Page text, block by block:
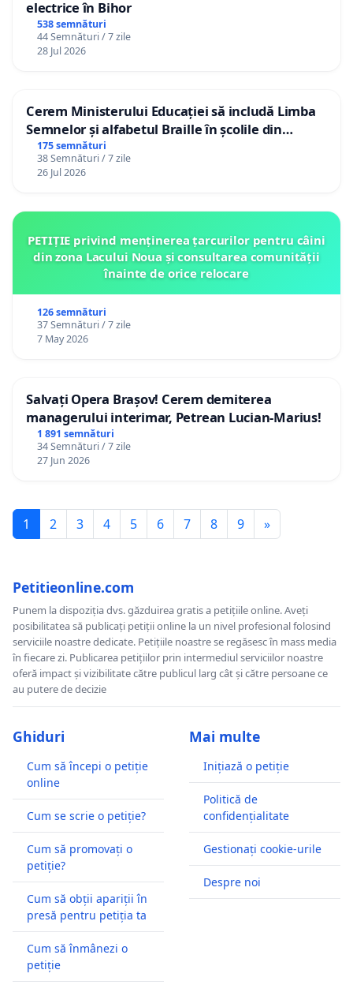
electrice în Bihor
538 semnături
44 Semnături / 7 zile
28 Jul 2026
Cerem Ministerului Educației să includă Limba
Semnelor și alfabetul Braille în școlile din
Republica Moldova!
175 semnături
38 Semnături / 7 zile
26 Jul 2026
PETIȚIE privind menținerea țarcurilor pentru câini
din zona Lacului Noua și consultarea comunității
înainte de orice relocare
126 semnături
37 Semnături / 7 zile
7 May 2026
Salvați Opera Brașov! Cerem demiterea
managerului interimar, Petrean Lucian-Marius!
1 891 semnături
34 Semnături / 7 zile
27 Jun 2026
1 2 3 4 5 6 7 8 9 »
Petitieonline.com
Punem la dispoziția dvs. găzduirea gratis a petițiile online. Aveți
posibilitatea să publicați petiții online la un nivel profesional folosind
serviciile noastre dedicate. Petițiile noastre se regăsesc în mass media
în fiecare zi. Publicarea petițiilor prin intermediul serviciilor noastre
oferă impact și vizibilitate către publicul larg cât și către persoane ce
au putere de decizie
Ghiduri
Cum să începi o petiție
online
Cum se scrie o petiție?
Cum să promovați o
petiție?
Cum să obții apariții în
presă pentru petiția ta
Cum să înmânezi o
petiție
Mai multe
Inițiază o petiție
Politică de
confidențialitate
Gestionați cookie-urile
Despre noi